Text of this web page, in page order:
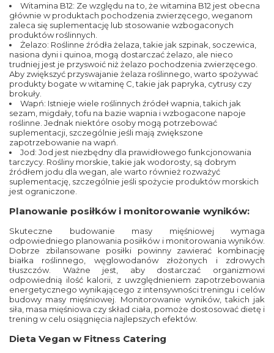
Witamina B12: Ze względu na to, że witamina B12 jest obecna
głównie w produktach pochodzenia zwierzęcego, weganom
zaleca się suplementację lub stosowanie wzbogaconych
produktów roślinnych.
Żelazo: Roślinne źródła żelaza, takie jak szpinak, soczewica,
nasiona dyni i quinoa, mogą dostarczać żelazo, ale nieco
trudniej jest je przyswoić niż żelazo pochodzenia zwierzęcego.
Aby zwiększyć przyswajanie żelaza roślinnego, warto spożywać
produkty bogate w witaminę C, takie jak papryka, cytrusy czy
brokuły.
Wapń: Istnieje wiele roślinnych źródeł wapnia, takich jak
sezam, migdały, tofu na bazie wapnia i wzbogacone napoje
roślinne. Jednak niektóre osoby mogą potrzebować
suplementacji, szczególnie jeśli mają zwiększone
zapotrzebowanie na wapń.
Jod: Jod jest niezbędny dla prawidłowego funkcjonowania
tarczycy. Rośliny morskie, takie jak wodorosty, są dobrym
źródłem jodu dla wegan, ale warto również rozważyć
suplementację, szczególnie jeśli spożycie produktów morskich
jest ograniczone.
Planowanie posiłków i monitorowanie wyników:
Skuteczne budowanie masy mięśniowej wymaga
odpowiedniego planowania posiłków i monitorowania wyników.
Dobrze zbilansowane posiłki powinny zawierać kombinację
białka roślinnego, węglowodanów złożonych i zdrowych
tłuszczów. Ważne jest, aby dostarczać organizmowi
odpowiednią ilość kalorii, z uwzględnieniem zapotrzebowania
energetycznego wynikającego z intensywności treningu i celów
budowy masy mięśniowej. Monitorowanie wyników, takich jak
siła, masa mięśniowa czy skład ciała, pomoże dostosować dietę i
trening w celu osiągnięcia najlepszych efektów.
Dieta Vegan w Fitness Catering